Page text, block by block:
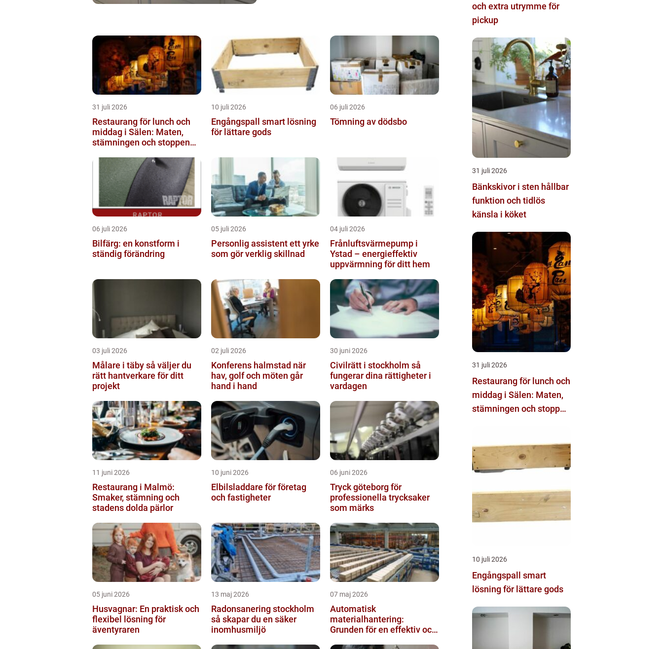
31 juli 2026
Restaurang för lunch och
middag i Sälen: Maten,
stämningen och stoppen
10 juli 2026
Engångspall smart lösning
för lättare gods
06 juli 2026
Tömning av dödsbo
06 juli 2026
Bilfärg: en konstform i
ständig förändring
05 juli 2026
Personlig assistent ett yrke
som gör verklig skillnad
04 juli 2026
Frånluftsvärmepump i
Ystad – energieffektiv
uppvärmning för ditt hem
03 juli 2026
Målare i täby så väljer du
rätt hantverkare för ditt
projekt
02 juli 2026
Konferens halmstad när
hav, golf och möten går
hand i hand
30 juni 2026
Civilrätt i stockholm så
fungerar dina rättigheter i
vardagen
11 juni 2026
Restaurang i Malmö:
Smaker, stämning och
stadens dolda pärlor
10 juni 2026
Elbilsladdare för företag
och fastigheter
06 juni 2026
Tryck göteborg för
professionella trycksaker
som märks
05 juni 2026
Husvagnar: En praktisk och
flexibel lösning för
äventyraren
13 maj 2026
Radonsanering stockholm
så skapar du en säker
inomhusmiljö
07 maj 2026
Automatisk
materialhantering:
Grunden för en effektiv och
och extra utrymme för
pickup
31 juli 2026
Bänkskivor i sten hållbar
funktion och tidlös
känsla i köket
31 juli 2026
Restaurang för lunch och
middag i Sälen: Maten,
stämningen och stoppen
10 juli 2026
Engångspall smart
lösning för lättare gods